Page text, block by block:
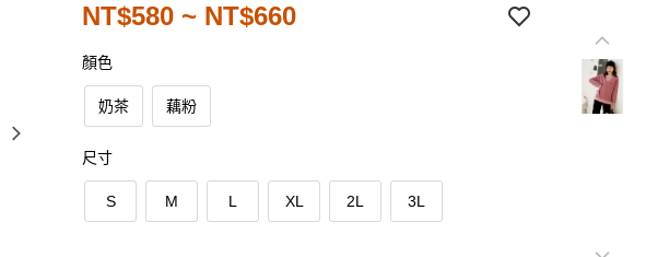
NT$580 ~ NT$660
顏色
奶茶 藕粉
尺寸
S M L XL 2L 3L